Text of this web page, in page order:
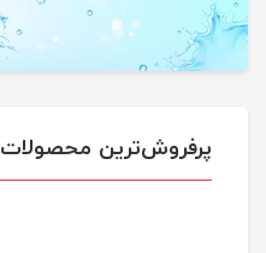
پرفروش‌ترین محصولات